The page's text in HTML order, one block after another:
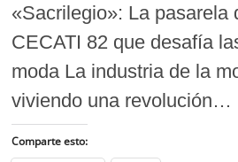
«Sacrilegio»: La pasarela
CECATI 82 que desafía
moda La industria de la
viviendo una revolución…
Comparte esto: